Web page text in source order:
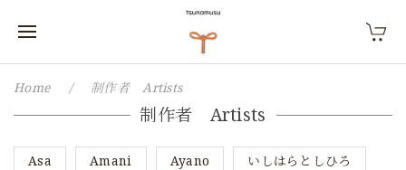
Home 制作者 Artists
制作者 Artists
Asa Amani Ayano いしはらとしひろ